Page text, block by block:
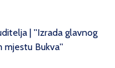
| ''Izrada glavnog
mjestu Bukva''